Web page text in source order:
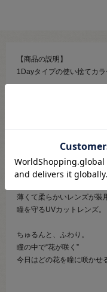
【商品の説明】
1Dayタイプの使い捨てカラ
こだわり３トーンで華やか×
薄くて柔らかいレンズが装
瞳を守るUVカットレンズ。
ちゅるんと、ふわり。
瞳の中で“花が咲く”
今日はどの花を瞳に咲かせ